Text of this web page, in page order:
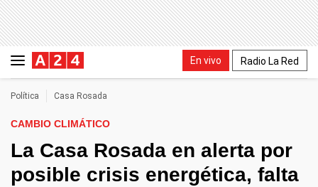
En vivo Radio La Red
Política Casa Rosada
CAMBIO CLIMÁTICO
La Casa Rosada en alerta por
posible crisis energética, falta